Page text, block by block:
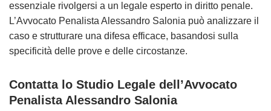
essenziale rivolgersi a un legale esperto in diritto penale.
L’Avvocato Penalista Alessandro Salonia può analizzare il
caso e strutturare una difesa efficace, basandosi sulla
specificità delle prove e delle circostanze.
Contatta lo Studio Legale dell’Avvocato
Penalista Alessandro Salonia